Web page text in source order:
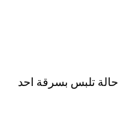
فتاة يبلغان من العمر 27 سنة و25 سنة على التوالي، وذلك في حالة تلبس بسرقة احد